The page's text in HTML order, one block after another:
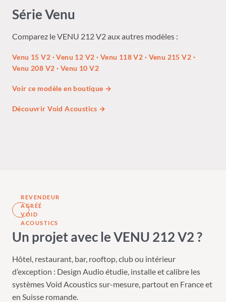
Série Venu
Comparez le VENU 212 V2 aux autres modèles :
Venu 15 V2 ·Venu 12 V2 · Venu 118 V2 · Venu 215 V2 ·
Venu 208 V2 · Venu 10 V2
Voir ce modèle en boutique →
Découvrir Void Acoustics →
REVENDEUR
AGRÉÉ
VOID
ACOUSTICS
Un projet avec le VENU 212 V2 ?
Hôtel, restaurant, bar, rooftop, club ou intérieur
d’exception : Design Audio étudie, installe et calibre les
systèmes Void Acoustics sur-mesure, partout en France et
en Suisse romande.